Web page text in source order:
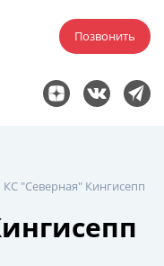
Позвонить
КС "Северная" Кингисепп